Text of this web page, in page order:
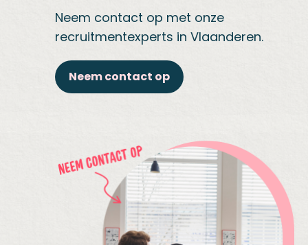
Neem contact op met onze
recruitmentexperts in Vlaanderen.
Neem contact op